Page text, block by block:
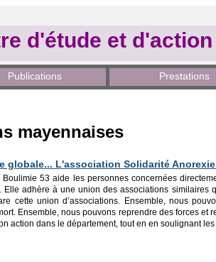
d'étude et
Publications Prestations
mayennaises
globale... L'association Solidarité
Boulimie 53 aide les personnes concernées
Elle adhère à une union des associations
cette union d’associations. Ensemble, nous
Ensemble, nous pouvons reprendre des forces
action dans le département, tout en en soulignant